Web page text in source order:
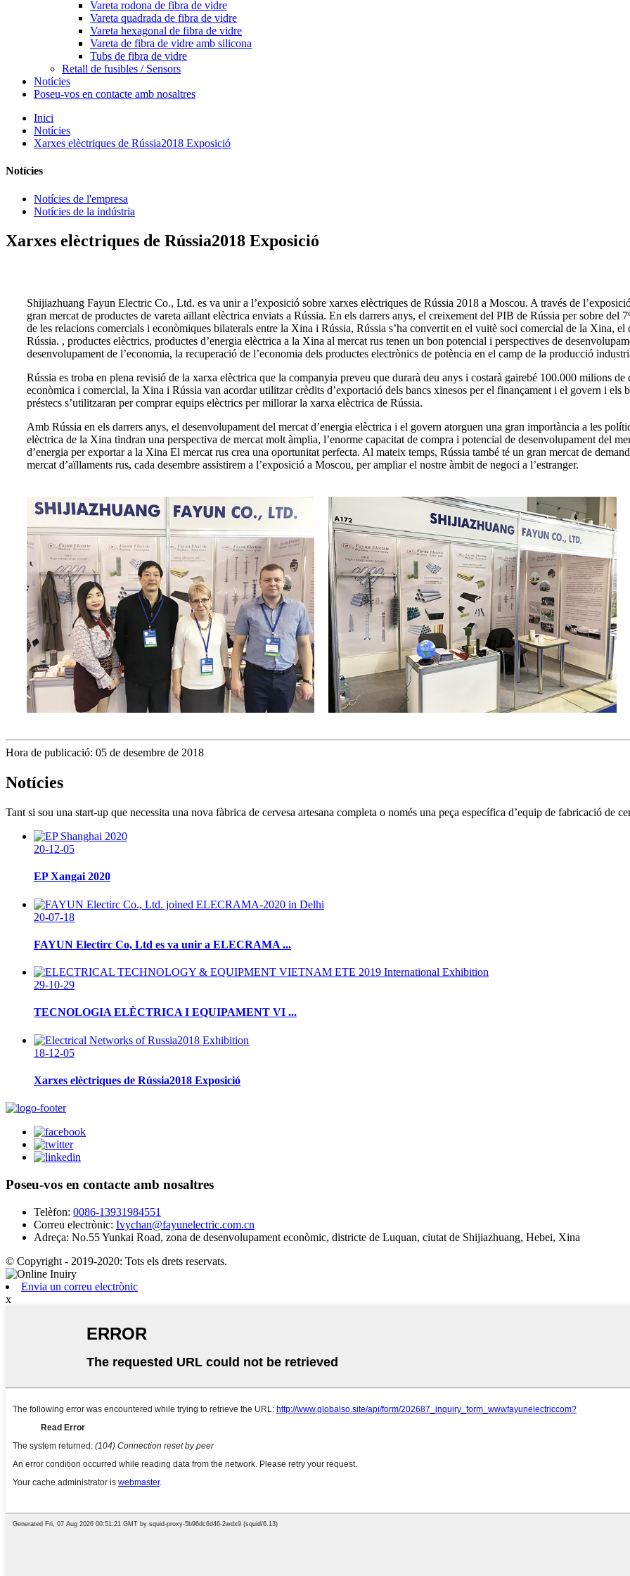
Vareta rodona de fibra de vidre
Vareta quadrada de fibra de vidre
Vareta hexagonal de fibra de vidre
Vareta de fibra de vidre amb silicona
Tubs de fibra de vidre
Retall de fusibles / Sensors
Notícies
Poseu-vos en contacte amb nosaltres
Inici
Notícies
Xarxes elèctriques de Rússia2018 Exposició
Notícies
Notícies de l'empresa
Notícies de la indústria
Xarxes elèctriques de Rússia2018 Exposició
Shijiazhuang Fayun Electric Co., Ltd. es va unir a l’exposició sobre xarxes elèctriques de Rússia 2018 a Moscou. A través de
gran mercat de productes de vareta aïllant elèctrica enviats a Rússia. En els darrers anys, el creixement del PIB de Rússia per sobre del
de les relacions comercials i econòmiques bilaterals entre la Xina i Rússia, Rússia s’ha convertit en el vuitè soci comercial de la Xina,
Rússia. , productes elèctrics, productes d’energia elèctrica a la Xina al mercat rus tenen un bon potencial i perspectives de
desenvolupament de l’economia, la recuperació de l’economia dels productes electrònics de potència en el camp de la producció
Rússia es troba en plena revisió de la xarxa elèctrica que la companyia preveu que durarà deu anys i costarà gairebé 100.000 milions de
econòmica i comercial, la Xina i Rússia van acordar utilitzar crèdits d’exportació dels bancs xinesos per el finançament i el govern i els
préstecs s’utilitzaran per comprar equips elèctrics per millorar la xarxa elèctrica de Rússia.
Amb Rússia en els darrers anys, el desenvolupament del mercat d’energia elèctrica i el govern atorguen una gran importància a les
elèctrica de la Xina tindran una perspectiva de mercat molt àmplia, l’enorme capacitat de compra i potencial de desenvolupament del
d’energia per exportar a la Xina El mercat rus crea una oportunitat perfecta. Al mateix temps, Rússia també té un gran mercat de
mercat d’aïllaments rus, cada desembre assistirem a l’exposició a Moscou, per ampliar el nostre àmbit de negoci a l’estranger.
Hora de publicació: 05 de desembre de 2018
Notícies
Tant si sou una start-up que necessita una nova fàbrica de cervesa artesana completa o només una peça específica d’equip de fabricació de
20-12-05
EP Xangai 2020
20-07-18
FAYUN Electirc Co, Ltd es va unir a ELECRAMA ...
29-10-29
TECNOLOGIA ELÈCTRICA I EQUIPAMENT VI ...
18-12-05
Xarxes elèctriques de Rússia2018 Exposició
Poseu-vos en contacte amb nosaltres
Telèfon: 0086-13931984551
Correu electrònic: Ivychan@fayunelectric.com.cn
Adreça: No.55 Yunkai Road, zona de desenvolupament econòmic, districte de Luquan, ciutat de Shijiazhuang, Hebei, Xina
© Copyright - 2019-2020: Tots els drets reservats.
Envia un correu electrònic
x